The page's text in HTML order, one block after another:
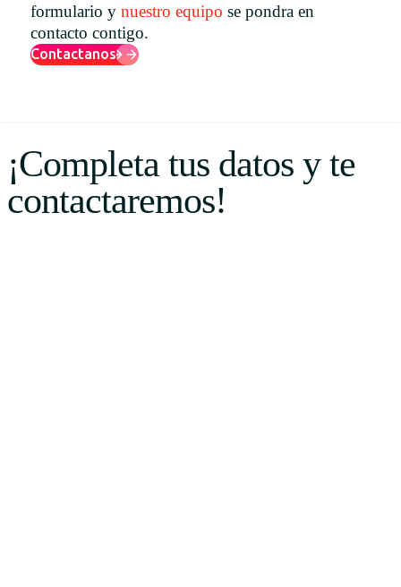
Uruguay
USA
English
Português
formulario y nuestro equipo se pondra en
contacto contigo.
Contactanos
¡Completa tus datos y te
contactaremos!